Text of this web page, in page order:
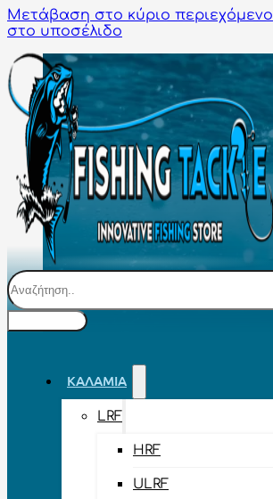
Μετάβαση στο κύριο περιεχόμενο
στο υποσέλιδο
Αναζήτηση
ΚΑΛΆΜΙΑ
LRF
HRF
ULRF